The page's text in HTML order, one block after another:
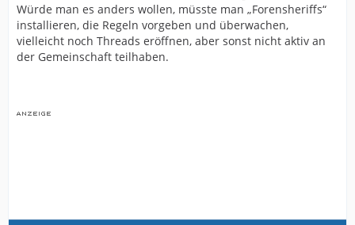
Würde man es anders wollen, müsste man „Forensheriffs“
installieren, die Regeln vorgeben und überwachen,
vielleicht noch Threads eröffnen, aber sonst nicht aktiv an
der Gemeinschaft teilhaben.